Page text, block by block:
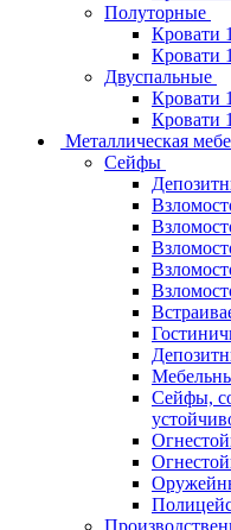
Полуторные
Кровати
Кровати
Двуспальные
Кровати
Кровати
Металлическая
Сейфы
Сейфы,